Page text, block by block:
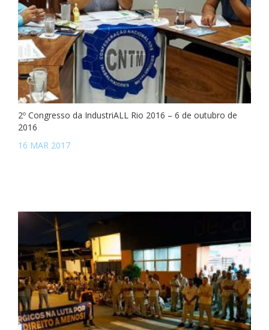
2º Congresso da IndustriALL Rio 2016 – 6 de outubro de
2016
16 MAR 2017